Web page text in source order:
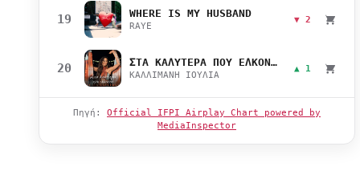
19 WHERE IS MY HUSBAND
RAYE
▼ 2
20 ΣΤΑ ΚΑΛΥΤΕΡΑ ΠΟΥ ΕΛΚΟΝΤΑΙ
ΚΑΛΛΙΜΑΝΗ ΙΟΥΛΙΑ
▲ 1
Πηγή: Official IFPI Airplay Chart powered by
MediaInspector